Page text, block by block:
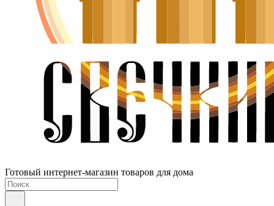
Готовый интернет-магазин товаров для дома